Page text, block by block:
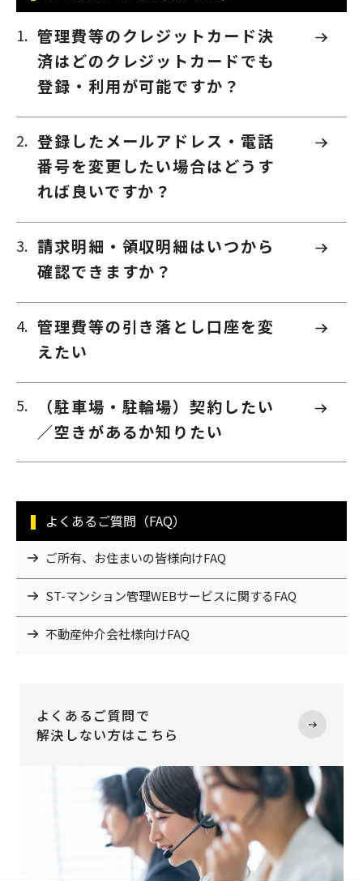
よくあるご質問（FAQ）
ご所有、お住まいの皆様向けFAQ
ST-マンション管理WEBサービスに関するFAQ
不動産仲介会社様向けFAQ
管理費等のクレジットカード決
済はどのクレジットカードでも
登録・利用が可能ですか？
登録したメールアドレス・電話
番号を変更したい場合はどうす
れば良いですか？
請求明細・領収明細はいつから
確認できますか？
管理費等の引き落とし口座を変
えたい
（駐車場・駐輪場）契約したい
／空きがあるか知りたい
よくあるご質問で
解決しない方はこちら